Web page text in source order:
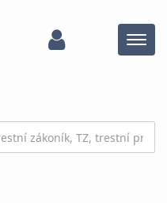
Menu